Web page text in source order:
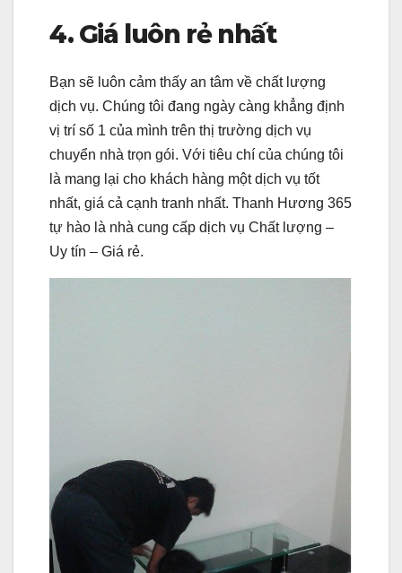
4. Giá luôn rẻ nhất
Bạn sẽ luôn cảm thấy an tâm về chất lượng
dịch vụ. Chúng tôi đang ngày càng khẳng định
vị trí số 1 của mình trên thị trường dịch vụ
chuyển nhà trọn gói. Với tiêu chí của chúng tôi
là mang lại cho khách hàng một dịch vụ tốt
nhất, giá cả cạnh tranh nhất. Thanh Hương 365
tự hào là nhà cung cấp dịch vụ Chất lượng –
Uy tín – Giá rẻ.